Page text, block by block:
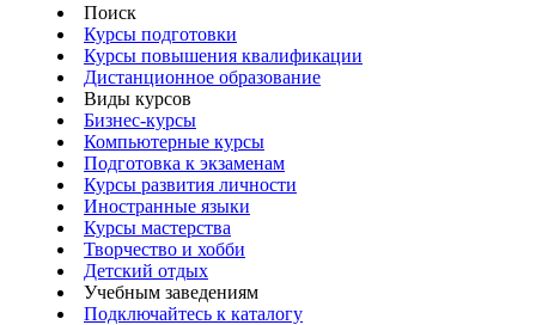
Поиск
Курсы подготовки
Курсы повышения квалификации
Дистанционное образование
Виды курсов
Бизнес-курсы
Компьютерные курсы
Подготовка к экзаменам
Курсы развития личности
Иностранные языки
Курсы мастерства
Творчество и хобби
Детский отдых
Учебным заведениям
Подключайтесь к каталогу